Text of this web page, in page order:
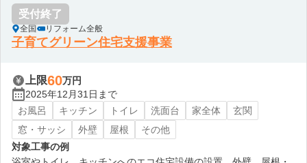
受付終了
全国 リフォーム全般
子育てグリーン住宅支援事業
上限60万円
2025年12月31日まで
お風呂
キッチン トイレ 洗面台 家全体
玄関
窓・サッシ
外壁 屋根
その他
対象工事の例